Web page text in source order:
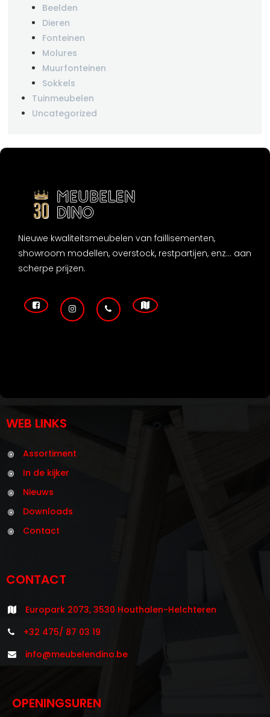
Beelden
Dieren
Fonteinen
Molures
Muurfonteinen
Sokkels
Tuinmeubelen
Uncategorized
Nieuwe kwaliteitsmeubelen van faillisementen,
showroom modellen, overstock, restpartijen, enz... aan
scherpe prijzen.
WEB LINKS
Assortiment
In de kijker
Nieuws
Downloads
Contact
CONTACT
Europark 2073, 3530 Houthalen-Helchteren
+32 475/ 87 03 19
info@meubelendino.be
OPENINGSUREN